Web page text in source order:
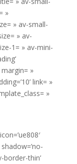
»
» av-small-
» av-
1= » av-mini-
margin= »
link= »
»
border-thin’